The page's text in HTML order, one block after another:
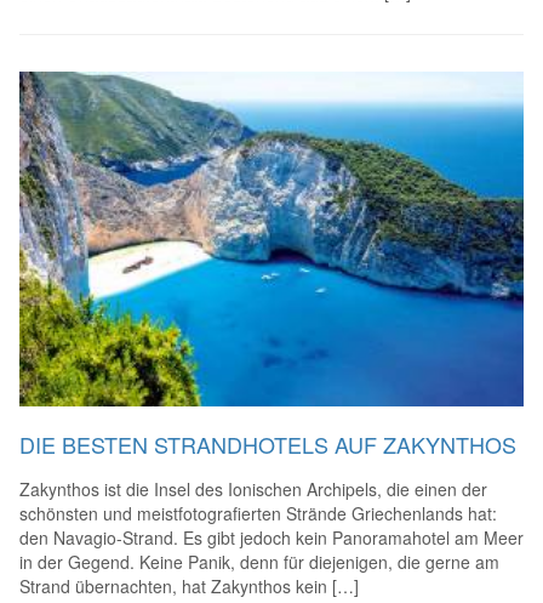
DIE BESTEN STRANDHOTELS AUF ZAKYNTHOS
Zakynthos ist die Insel des Ionischen Archipels, die einen der
schönsten und meistfotografierten Strände Griechenlands hat:
den Navagio-Strand. Es gibt jedoch kein Panoramahotel am Meer
in der Gegend. Keine Panik, denn für diejenigen, die gerne am
Strand übernachten, hat Zakynthos kein […]